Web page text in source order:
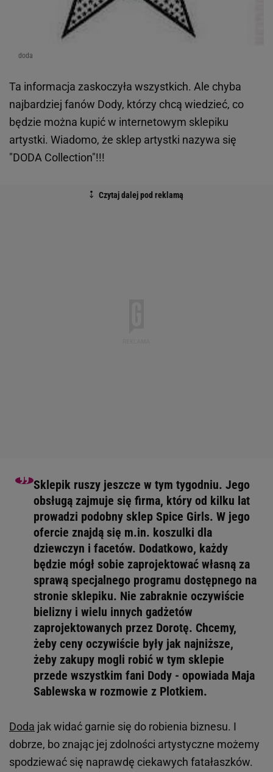
doda
Ta informacja zaskoczyła wszystkich. Ale chyba
najbardziej fanów Dody, którzy chcą wiedzieć, co
będzie można kupić w internetowym sklepiku
artystki. Wiadomo, że sklep artystki nazywa się
"DODA Collection"!!!
Sklepik ruszy jeszcze w tym tygodniu. Jego
obsługą zajmuje się firma, który od kilku lat
prowadzi podobny sklep Spice Girls. W jego
ofercie znajdą się m.in. koszulki dla
dziewczyn i facetów. Dodatkowo, każdy
będzie mógł sobie zaprojektować własną za
sprawą specjalnego programu dostępnego na
stronie sklepiku. Nie zabraknie oczywiście
bielizny i wielu innych gadżetów
zaprojektowanych przez Dorotę. Chcemy,
żeby ceny oczywiście były jak najniższe,
żeby zakupy mogli robić w tym sklepie
przede wszystkim fani Dody - opowiada Maja
Sablewska w rozmowie z Plotkiem.
Doda jak widać garnie się do robienia biznesu. I
dobrze, bo znając jej zdolności artystyczne możemy
spodziewać się naprawdę ciekawych fatałaszków.